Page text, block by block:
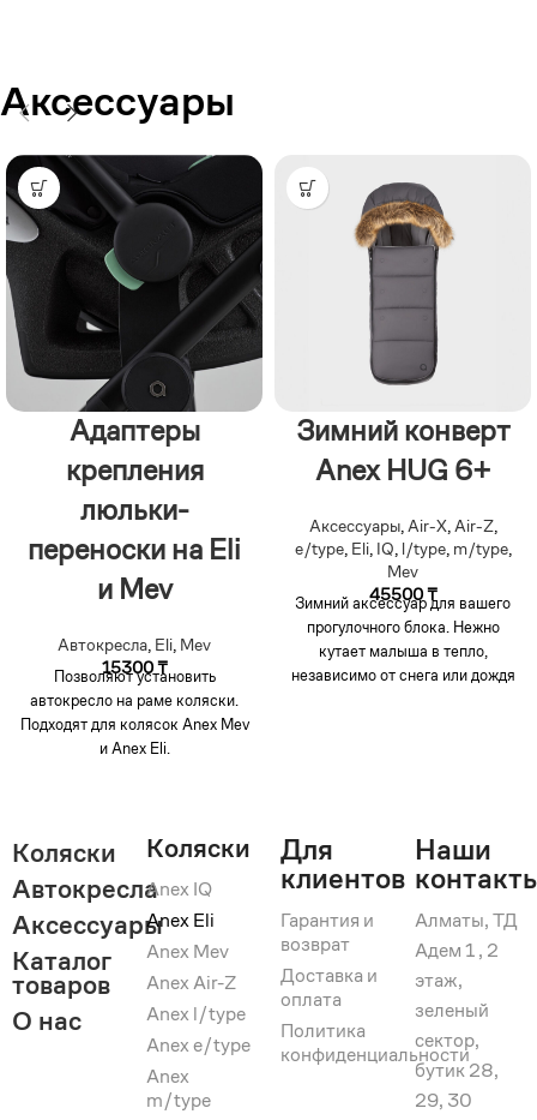
Аксессуары
Адаптеры
крепления
люльки-
переноски на Eli
и Mev
Автокресла, Eli, Mev
15300₸
Позволяют установить
автокресло на раме коляски.
Подходят для колясок Anex Mev
и Anex Eli.
Зимний конверт
Anex HUG 6+
Аксессуары,Air-X,Air-Z,
e/type, Eli, IQ, l/type, m/type,
Mev
45500₸
Зимний аксессуар для вашего
прогулочного блока. Нежно
кутает малыша в тепло,
независимо от снега или дождя
Коляски
Автокресла
Аксессуары
Каталог
товаров
О нас
Коляски
Anex IQ
Anex Eli
Anex Mev
Anex Air-Z
Anex l/type
Anex e/type
Anex
m/type
Для
клиентов
Гарантия и
возврат
Доставка и
оплата
Политика
конфиденциальности
Наши
Алматы, ТД
Адем 1 , 2
этаж,
зеленый
сектор,
бутик 28,
29, 30